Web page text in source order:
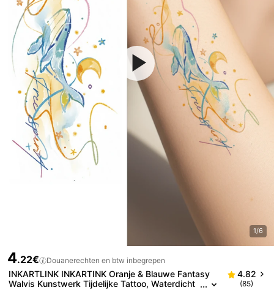
1/6
4.22€ Douanerechten en btw inbegrepen
INKARTLINK INKARTINK Oranje & Blauwe Fantasy
Walvis Kunstwerk Tijdelijke Tattoo, Waterdicht
4.82
(85)